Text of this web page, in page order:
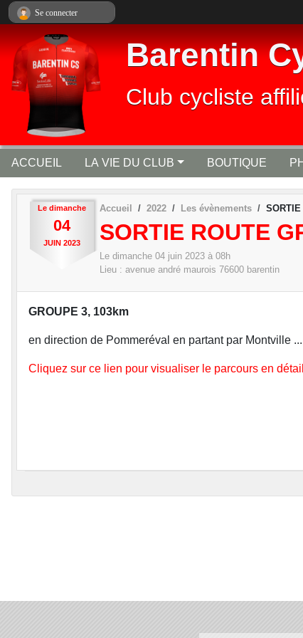
Barentin
Club cycliste
ACCUEIL LA VIE DU CLUB BOUTIQUE
Le dimanche
04
JUIN 2023
Accueil 2022 Les évènements
SORTIE ROUTE
Le dimanche 04 juin 2023 à 08h
Lieu : avenue andré maurois 76600 barentin
GROUPE 3, 103km
en direction de Pommeréval en partant par Montville
Cliquez sur ce lien pour visualiser le parcours en
Se connecter
Panneau de gestion des cookies